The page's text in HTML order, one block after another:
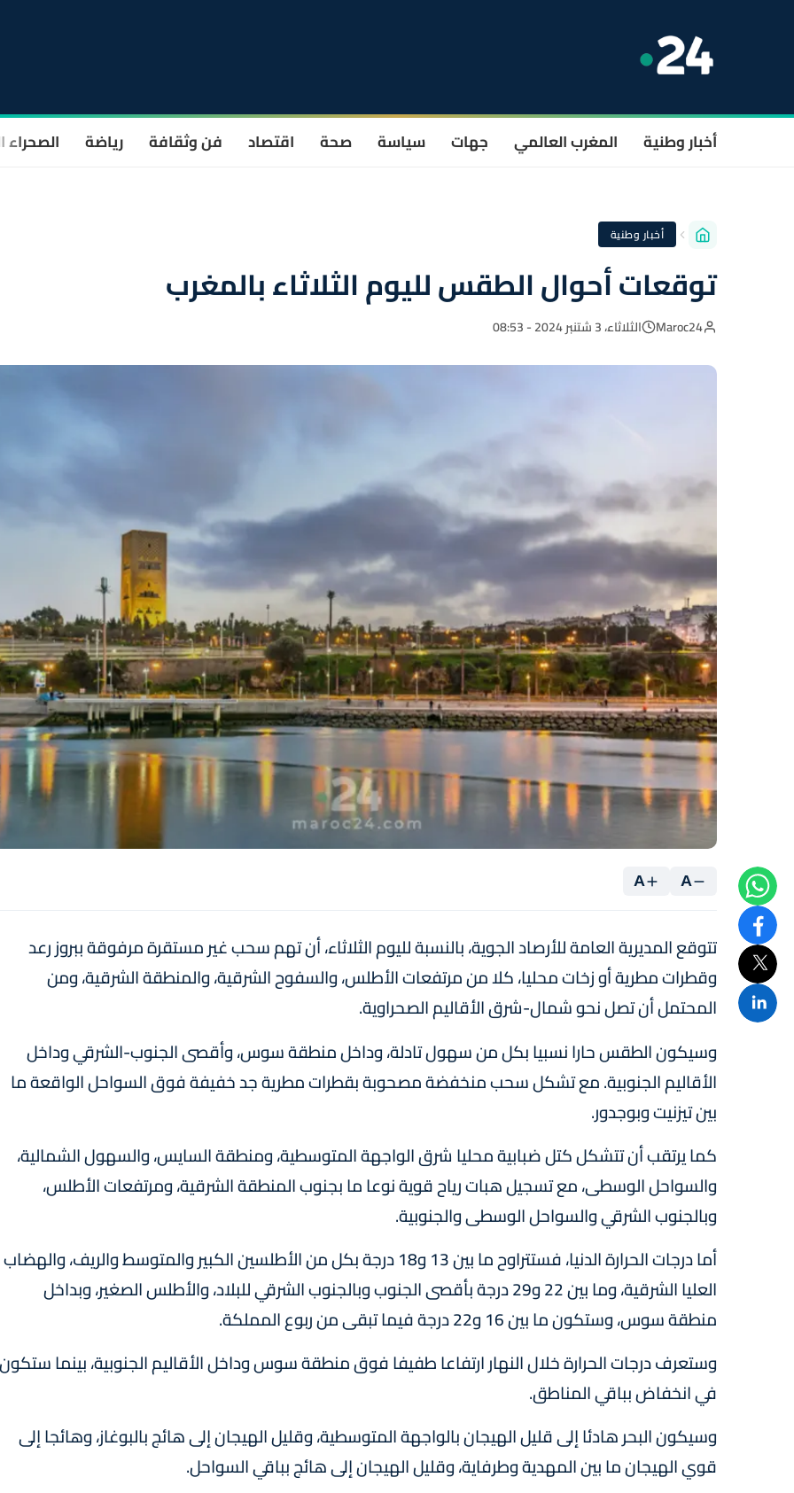
أخبار وطنية المغرب العالمي جهات سياسة صحة اقتصاد فن وثقافة رياضة الصحراء
أخبار وطنية
توقعات أحوال الطقس لليوم الثلاثاء بالمغرب
Maroc24 الثلاثاء، 3 شتنبر 2024 - 08:53
A
A
تتوقع المديرية العامة للأرصاد الجوية، بالنسبة لليوم الثلاثاء، أن تهم سحب غير مستقرة مرفوقة ببروز رعد
وقطرات مطرية أو زخات محليا، كلا من مرتفعات الأطلس، والسفوح الشرقية، والمنطقة الشرقية، ومن
المحتمل أن تصل نحو شمال-شرق الأقاليم الصحراوية.
وسيكون الطقس حارا نسبيا بكل من سهول تادلة، وداخل منطقة سوس، وأقصى الجنوب-الشرقي وداخل
الأقاليم الجنوبية. مع تشكل سحب منخفضة مصحوبة بقطرات مطرية جد خفيفة فوق السواحل الواقعة ما
بين تيزنيت وبوجدور.
كما يرتقب أن تتشكل كتل ضبابية محليا شرق الواجهة المتوسطية، ومنطقة السايس، والسهول الشمالية،
والسواحل الوسطى، مع تسجيل هبات رياح قوية نوعا ما بجنوب المنطقة الشرقية، ومرتفعات الأطلس،
وبالجنوب الشرقي والسواحل الوسطى والجنوبية.
أما درجات الحرارة الدنيا، فستتراوح ما بين 13 و18 درجة بكل من الأطلسين الكبير والمتوسط والريف، والهضاب
العليا الشرقية، وما بين 22 و29 درجة بأقصى الجنوب وبالجنوب الشرقي للبلاد، والأطلس الصغير، وبداخل
منطقة سوس، وستكون ما بين 16 و22 درجة فيما تبقى من ربوع المملكة.
وستعرف درجات الحرارة خلال النهار ارتفاعا طفيفا فوق منطقة سوس وداخل الأقاليم الجنوبية، بينما ستكون
في انخفاض بباقي المناطق.
وسيكون البحر هادئا إلى قليل الهيجان بالواجهة المتوسطية، وقليل الهيجان إلى هائج بالبوغاز، وهائجا إلى
قوي الهيجان ما بين المهدية وطرفاية، وقليل الهيجان إلى هائج بباقي السواحل.